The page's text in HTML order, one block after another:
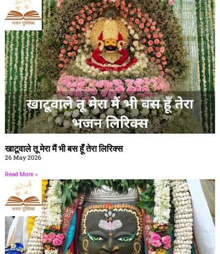
खाटूवाले तू मेरा मैं भी बस हूँ तेरा लिरिक्स
26 May 2026
Read More »